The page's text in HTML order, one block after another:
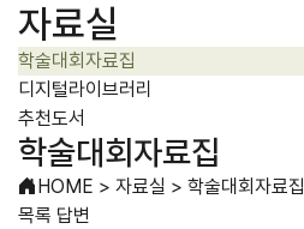
자료실
학술대회자료집
디지털라이브러리
추천도서
학술대회자료집
HOME > 자료실 > 학술대회자료집
목록 답변